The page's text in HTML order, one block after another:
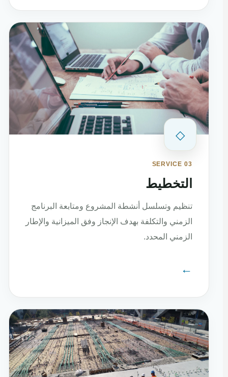
◇
SERVICE 03
التخطيط
تنظيم وتسلسل أنشطة المشروع ومتابعة البرنامج
الزمني والتكلفة بهدف الإنجاز وفق الميزانية والإطار
الزمني المحدد.
←